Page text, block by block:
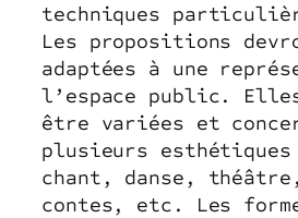
techniques
Les propositions
adaptées à une
l’espace public.
être variées et
plusieurs esthétiques
chant, danse,
contes, etc. Les